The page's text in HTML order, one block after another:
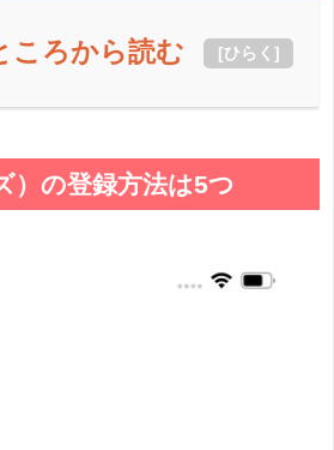
ころから読む [ひらく ]
）の登録方法は5つ